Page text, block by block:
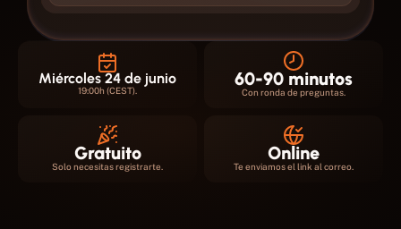
Miércoles 24 de junio
19:00h (CEST).
60-90 minutos
Con ronda de preguntas.
Gratuito
Solo necesitas registrarte.
Online
Te enviamos el link al correo.